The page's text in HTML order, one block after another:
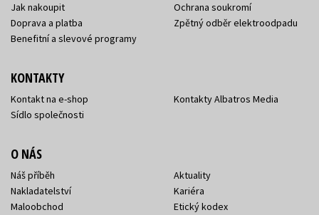
Jak nakoupit
Doprava a platba
Benefitní a slevové programy
Ochrana soukromí
Zpětný odběr elektroodpadu
KONTAKTY
Kontakt na e-shop
Sídlo společnosti
Kontakty Albatros Media
O NÁS
Náš příběh
Nakladatelství
Maloobchod
Aktuality
Kariéra
Etický kodex